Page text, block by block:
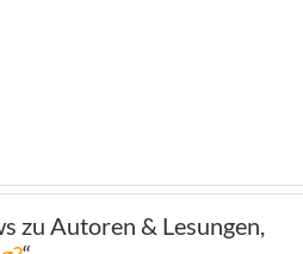
zu Autoren & Lesungen,